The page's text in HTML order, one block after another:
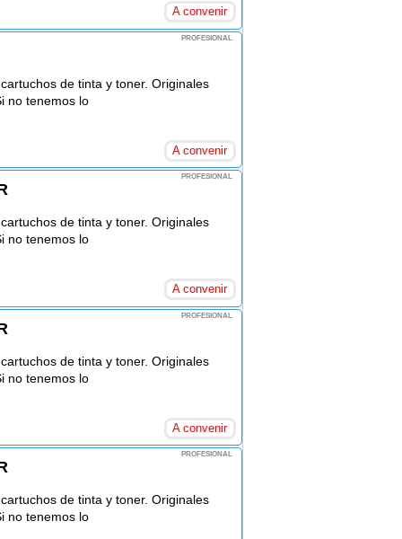
A convenir
PROFESIONAL
de tinta y toner. Originales
no tenemos lo
A convenir
PROFESIONAL
de tinta y toner. Originales
no tenemos lo
A convenir
PROFESIONAL
de tinta y toner. Originales
no tenemos lo
A convenir
PROFESIONAL
de tinta y toner. Originales
no tenemos lo